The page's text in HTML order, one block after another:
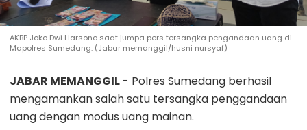
AKBP Joko Dwi Harsono saat jumpa pers tersangka pengandaan uang di
Mapolres Sumedang. (Jabar memanggil/husni nursyaf)
JABAR MEMANGGIL - Polres Sumedang berhasil
mengamankan salah satu tersangka penggandaan
uang dengan modus uang mainan.